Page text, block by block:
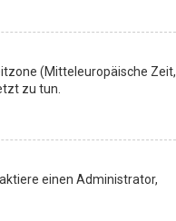
(Mitteleuropäische Zeit,
zu tun.
einen Administrator,